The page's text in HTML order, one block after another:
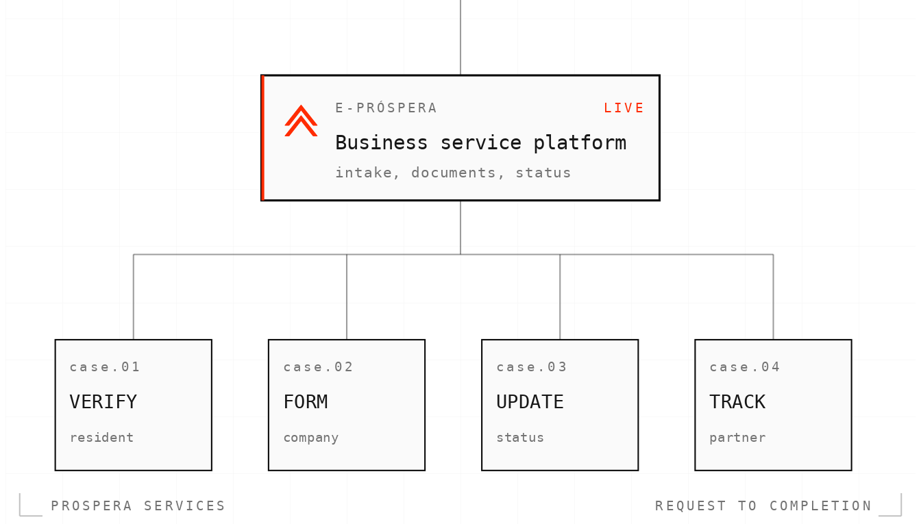
PROSPERA SERVICES REQUEST TO COMPLETION
E-PRÓSPERA LIVE
Business service platform
intake, documents, status
case.01
VERIFY
resident
case.02
FORM
company
case.03
UPDATE
status
case.04
TRACK
partner